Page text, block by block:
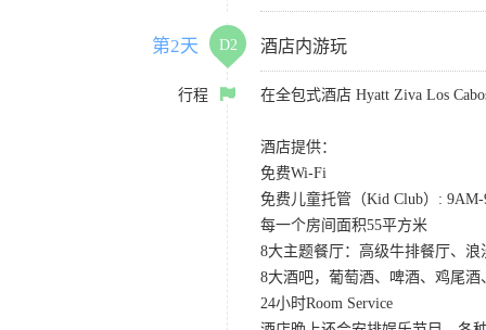
第2天 D2 酒店内游玩
行程 在全包式酒店 Hyatt Ziva Los
酒店提供：
免费Wi-Fi
免费儿童托管（Kid Club）:
每一个房间面积55平方米
8大主题餐厅：高级牛排餐厅、
8大酒吧，葡萄酒、啤酒、鸡尾
24小时Room Service